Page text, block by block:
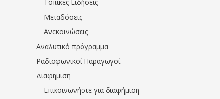
Τοπικές Ειδήσεις
Μεταδόσεις
Ανακοινώσεις
Αναλυτικό πρόγραμμα
Ραδιοφωνικοί Παραγωγοί
Διαφήμιση
Επικοινωνήστε για διαφήμιση